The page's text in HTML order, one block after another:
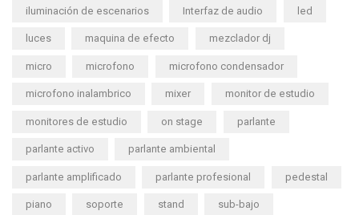
iluminación de escenarios Interfaz de audio led
luces maquina de efecto mezclador dj
micro microfono microfono condensador
microfono inalambrico mixer monitor de estudio
monitores de estudio on stage parlante
parlante activo parlante ambiental
parlante amplificado parlante profesional pedestal
piano soporte stand sub-bajo